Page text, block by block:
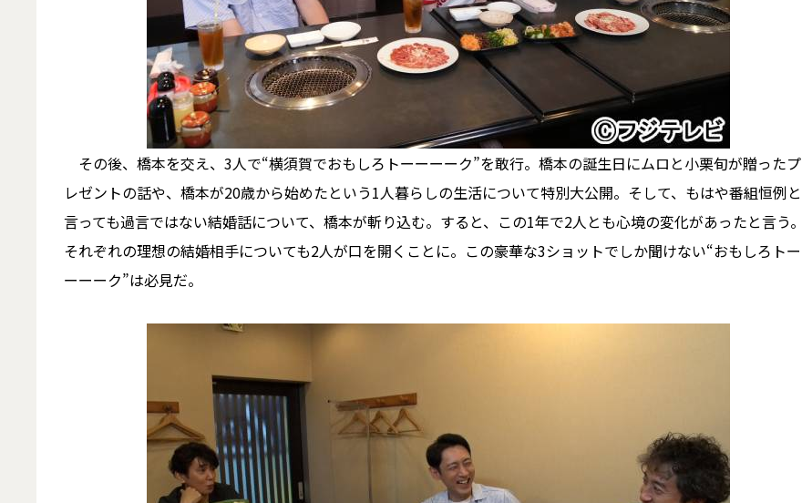
その後、橋本を交え、3人で“横須賀でおもしろトーーーーク”を敢行。橋本の誕生日にムロと小栗旬が贈ったプ
レゼントの話や、橋本が20歳から始めたという1人暮らしの生活について特別大公開。そして、もはや番組恒例と
言っても過言ではない結婚話について、橋本が斬り込む。すると、この1年で2人とも心境の変化があったと言う。
それぞれの理想の結婚相手についても2人が口を開くことに。この豪華な3ショットでしか聞けない“おもしろトー
ーーーク”は必見だ。